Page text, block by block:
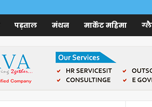
पड़ताल मंथन मार्केट महिमा